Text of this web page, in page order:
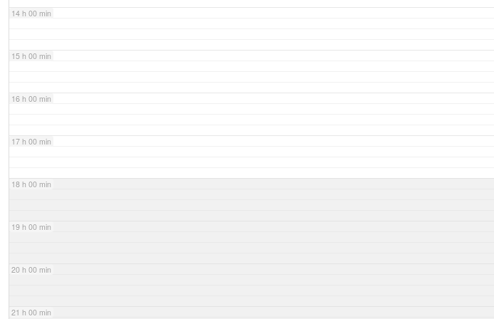
14 h 00 min
15 h 00 min
16 h 00 min
17 h 00 min
18 h 00 min
19 h 00 min
20 h 00 min
21 h 00 min